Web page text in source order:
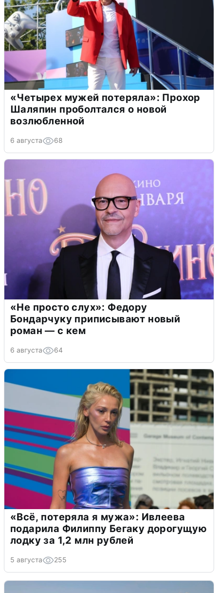
«Четырех мужей потеряла»: Прохор
Шаляпин проболтался о новой
возлюбленной
6 августа 68
«Не просто слух»: Федору
Бондарчуку приписывают новый
роман — с кем
6 августа 64
«Всё, потеряла я мужа»: Ивлеева
подарила Филиппу Бегаку дорогущую
лодку за 1,2 млн рублей
5 августа 255